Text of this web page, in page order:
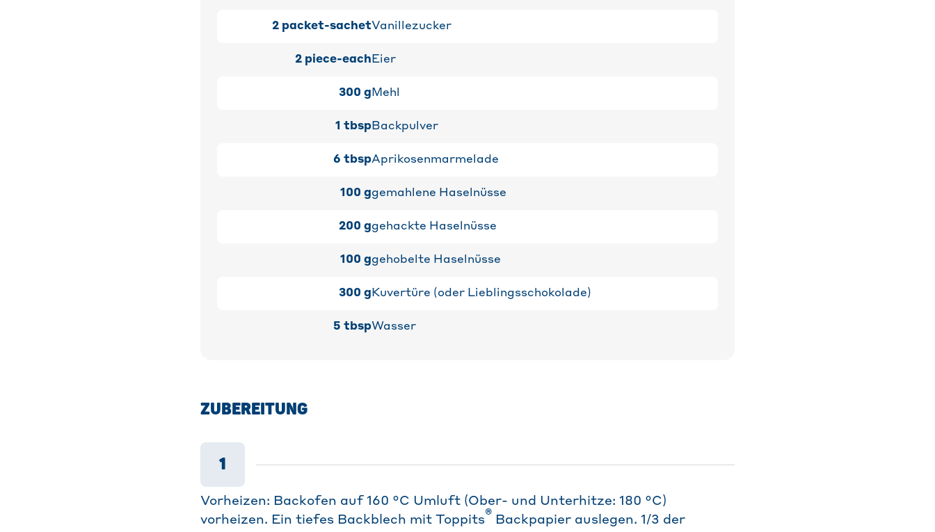
2 packet-sachetVanillezucker
2 piece-eachEier
300 gMehl
1 tbspBackpulver
6 tbspAprikosenmarmelade
100 ggemahlene Haselnüsse
200 ggehackte Haselnüsse
100 ggehobelte Haselnüsse
300 gKuvertüre (oder Lieblingsschokolade)
5 tbspWasser
ZUBEREITUNG
1
Vorheizen: Backofen auf 160 °C Umluft (Ober- und Unterhitze: 180 °C)
vorheizen. Ein tiefes Backblech mit Toppits® Backpapier auslegen. 1/3 der